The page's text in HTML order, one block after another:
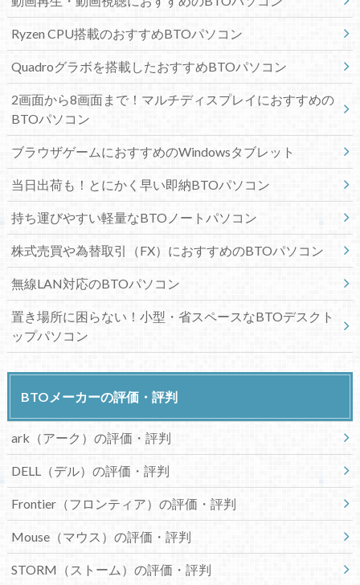
Ryzen CPU搭載のおすすめBTOパソコン
Quadroグラボを搭載したおすすめBTOパソコン
2画面から8画面まで！マルチディスプレイにおすすめの
BTOパソコン
ブラウザゲームにおすすめのWindowsタブレット
当日出荷も！とにかく早い即納BTOパソコン
持ち運びやすい軽量なBTOノートパソコン
株式売買や為替取引（FX）におすすめのBTOパソコン
無線LAN対応のBTOパソコン
置き場所に困らない！小型・省スペースなBTOデスクト
ップパソコン
BTOメーカーの評価・評判
ark（アーク）の評価・評判
DELL（デル）の評価・評判
Frontier（フロンティア）の評価・評判
Mouse（マウス）の評価・評判
STORM（ストーム）の評価・評判